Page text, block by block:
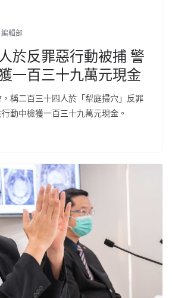
輯部
於反罪惡行動被捕 警
一百三十九萬元現金
稱二百三十四人於「犁庭掃穴」反罪
動中檢獲一百三十九萬元現金。